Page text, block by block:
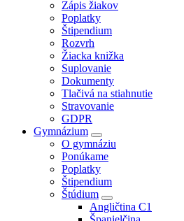
Zápis žiakov
Poplatky
Štipendium
Rozvrh
Žiacka knižka
Suplovanie
Dokumenty
Tlačivá na stiahnutie
Stravovanie
GDPR
Gymnázium
O gymnáziu
Ponúkame
Poplatky
Štipendium
Štúdium
Angličtina C1